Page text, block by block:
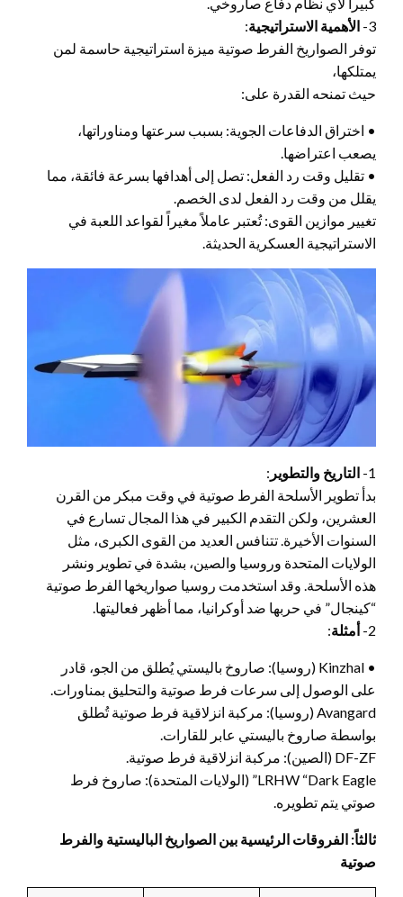
3- الأهمية الاستراتيجية:
توفر الصواريخ الفرط صوتية ميزة استراتيجية حاسمة لمن
يمتلكها،
حيث تمنحه القدرة على:
• اختراق الدفاعات الجوية: بسبب سرعتها ومناوراتها،
يصعب اعتراضها.
• تقليل وقت رد الفعل: تصل إلى أهدافها بسرعة فائقة، مما
يقلل من وقت رد الفعل لدى الخصم.
تغيير موازين القوى: تُعتبر عاملاً مغيراً لقواعد اللعبة في
الاستراتيجية العسكرية الحديثة.
1- التاريخ والتطوير :
بدأ تطوير الأسلحة الفرط صوتية في وقت مبكر من القرن
العشرين، ولكن التقدم الكبير في هذا المجال تسارع في
السنوات الأخيرة. تتنافس العديد من القوى الكبرى، مثل
الولايات المتحدة وروسيا والصين، بشدة في تطوير ونشر
هذه الأسلحة. وقد استخدمت روسيا صواريخها الفرط صوتية
“كينجال” في حربها ضد أوكرانيا، مما أظهر فعاليتها.
2-
أمثلة:
• Kinzhal (روسيا): صاروخ باليستي يُطلق من الجو، قادر
على الوصول إلى سرعات فرط صوتية والتحليق بمناورات.
Avangard (روسيا): مركبة انزلاقية فرط صوتية تُطلق
بواسطة صاروخ باليستي عابر للقارات.
DF-ZF (الصين): مركبة انزلاقية فرط صوتية.
LRHW “Dark Eagle” (الولايات المتحدة): صاروخ فرط
صوتي يتم تطويره.
ثالثاً: الفروقات الرئيسية بين الصواريخ الباليستية والفرط
صوتية